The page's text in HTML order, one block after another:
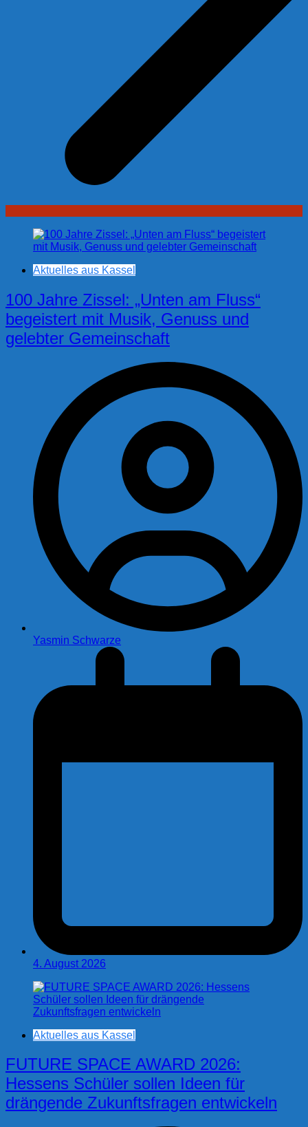
Aktuelles aus Kassel
100 Jahre Zissel: „Unten am Fluss“
begeistert mit Musik, Genuss und
gelebter Gemeinschaft
Yasmin Schwarze
4. August 2026
Aktuelles aus Kassel
FUTURE SPACE AWARD 2026:
Hessens Schüler sollen Ideen für
drängende Zukunftsfragen entwickeln